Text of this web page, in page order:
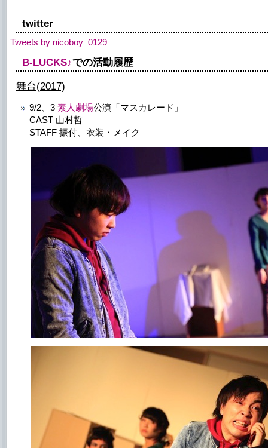
twitter
Tweets by nicoboy_0129
B-LUCKS♪での活動履歴
舞台(2017)
9/2、3 素人劇場公演「マスカレード」
CAST 山村哲
STAFF 振付、衣装・メイク